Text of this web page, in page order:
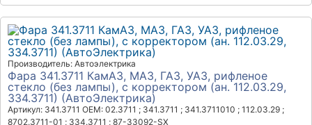
Производитель: Автоэлектрика
Фара 341.3711 КамАЗ, МАЗ, ГАЗ, УАЗ, рифленое
стекло (без лампы), с корректором (ан. 112.03.29,
334.3711) (АвтоЭлектрика)
Артикул: 341.3711 OEM: 02.3711 ; 341.3711 ; 341.3711010 ; 112.03.29 ;
8702.3711-01 ; 334.3711 ; 87-33092-SX